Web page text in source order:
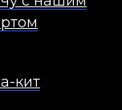
кит